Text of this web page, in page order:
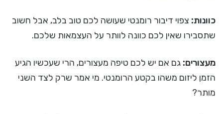
כוונות: צפוי דיבור רומנטי שעושה לכם טוב בלב, אבל חשוב
שתסבירו שאין לכם כוונה לוותר על העצמאות שלכם.
מעצורים: גם אם יש לכם טיפה מעצורים, הרי שעכשיו הגיע
הזמן ליזום משהו בקטע הרומנטי. מי אמר שרק לצד השני
מותר?